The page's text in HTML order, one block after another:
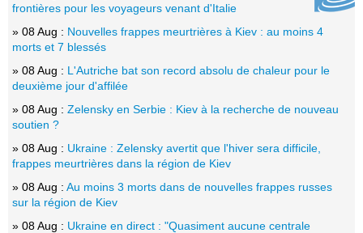
frontières pour les voyageurs venant d'Italie
» 08 Aug : Nouvelles frappes meurtrières à Kiev : au moins 4
morts et 7 blessés
» 08 Aug : L'Autriche bat son record absolu de chaleur pour le
deuxième jour d'affilée
» 08 Aug : Zelensky en Serbie : Kiev à la recherche de nouveau
soutien ?
» 08 Aug : Ukraine : Zelensky avertit que l'hiver sera difficile,
frappes meurtrières dans la région de Kiev
» 08 Aug : Au moins 3 morts dans de nouvelles frappes russes
sur la région de Kiev
» 08 Aug : Ukraine en direct : "Quasiment aucune centrale